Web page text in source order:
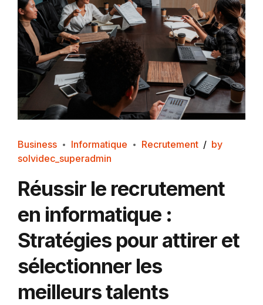
Business Informatique Recrutement
by
solvidec_superadmin
Réussir le recrutement
en informatique :
Stratégies pour attirer et
sélectionner les
meilleurs talents